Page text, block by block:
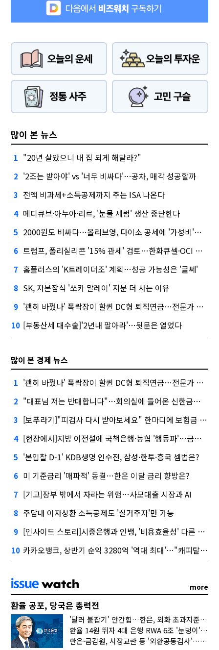
많이 본 뉴스
1 "20년 살았으니 내 집 되게 해달라?"
2 '2조는 받아야' vs '너무 비싸다'…공차, 매각 성공할까
3 전액 비과세+소득공제까지 주는 ISA 나온다
4 메디큐브·아누아·리르, '눈물 세럼' 생산 중단한다
5 2000원도 비싸다…올리브영, 다이소 공세에 '가성비'로 맞불
6 트럼프, 폴리실리콘 '15% 관세' 검토…한화큐셀·OCI 영향은?
7 홈플러스의 'K트레이더조' 계획…성공 가능성은 '글쎄'
8 SK, 자본잠식 '쏘카 말레이' 지분 더 사는 이유
9 '괜히 바꿨나' 폭락장이 할퀸 DC형 퇴직연금…전문가 조언은
10 [부동산세 대수술]'2년내 팔아라'…뒷문은 열었다
많이 본 경제 뉴스
1 '괜히 바꿨나' 폭락장이 할퀸 DC형 퇴직연금…전문가 조언은
2 "대표님 저는 반대합니다"…회의실에 들어온 신한금융 AI
3 [보푸라기]"피검사 다시 받아보세요" 한마디에 보험금 못 받을 뻔?
4 [현장에서]지방 이전설에 국책은행·농협 '행동파'…금감원 '신중모드'
5 '본입찰 D-1' KDB생명 인수전, 삼성·한투·흥국 셈법은?
6 미 기준금리 '매파적' 동결…한은 이달 금리 향방은?
7 [기고]장부 밖에서 자라는 위험…사모대출 시장과 AI
8 주담대 이자상환 소득공제도 '실거주자'만 가능
9 [인사이드 스토리]시중은행과 인뱅, '비용효율성' 다른 잣대 왜?
10 카카오뱅크, 상반기 순익 3280억 '역대 최대'…"캐피탈, 자산 1조원 이상"
more
환율 공포, 당국은 총력전
'달러 붙잡기' 안간힘…한은, 외화 초과지준에 이자 6개월 더
환율 14원 뛰자 4대 은행 RWA 6조 '눈덩이'…2배 뛴 2분기는?
한은·금감원, 시장교란 등 '외환공동검사'…환율 급등 전방위 대응